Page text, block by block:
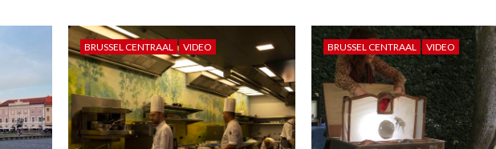
BRUSSEL CENTRAAL VIDEO BRUSSEL CENTRAAL VIDEO